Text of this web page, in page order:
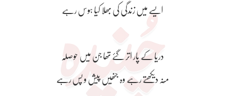
ایسے میں زندگی کی بھلا کیا ہوس رہے
دریا کے پار اتر گئے تھا جن میں حوصلہ
مُنہ دیکھتے رہے وہ جنھیں پیش و پس رہے